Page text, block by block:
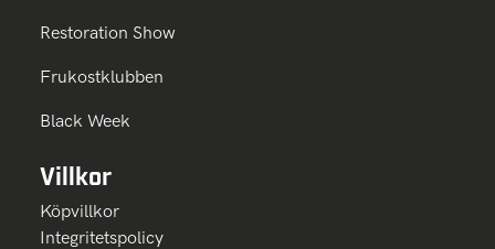
Restoration Show
Frukostklubben
Black Week
Villkor
Köpvillkor
Integritetspolicy